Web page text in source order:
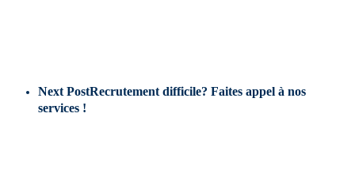
Next PostRecrutement difficile? Faites appel à nos
services !